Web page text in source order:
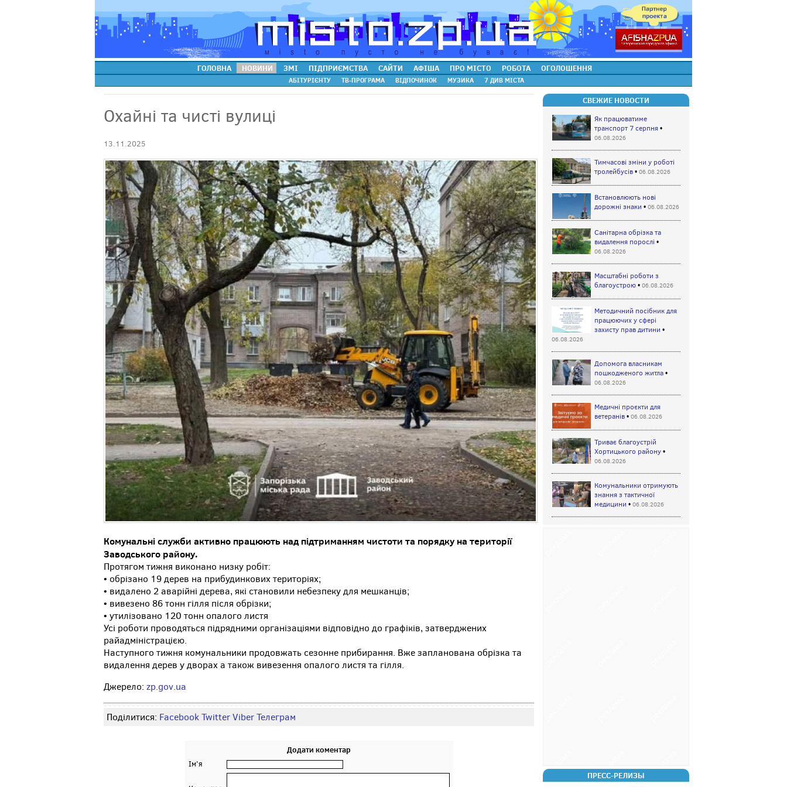
ГОЛОВНА НОВИНИ ЗМІ ПІДПРИЄМСТВА САЙТИ АФІША ПРО МІСТО РОБОТА ОГОЛОШЕННЯ
АБІТУРІЄНТУ ТВ-ПРОГРАМА ВІДПОЧИНОК МУЗИКА 7 ДИВ МІСТА
Охайні та чисті вулиці
13.11.2025
Комунальні служби активно працюють над підтриманням чистоти та порядку на території
Заводського району.
Протягом тижня виконано низку робіт:
• обрізано 19 дерев на прибудинкових територіях;
• видалено 2 аварійні дерева, які становили небезпеку для мешканців;
• вивезено 86 тонн гілля після обрізки;
• утилізовано 120 тонн опалого листя
Усі роботи проводяться підрядними організаціями відповідно до графіків, затверджених
райадміністрацією.
Наступного тижня комунальники продовжать сезонне прибирання. Вже запланована обрізка та
видалення дерев у дворах а також вивезення опалого листя та гілля.
Джерело: zp.gov.ua
Поділитися: FacebookTwitterViberТелеграм
Додати коментар
Ім'я
СВЕЖИЕ НОВОСТИ
Як працюватиме
транспорт 7 серпня•
06.08.2026
Тимчасові зміни у роботі
тролейбусів• 06.08.2026
Встановлюють нові
дорожні знаки • 06.08.2026
Санітарна обрізка та
видалення порослі •
06.08.2026
Масштабні роботи з
благоустрою• 06.08.2026
Методичний посібник для
працюючих у сфері
захисту прав дитини •
06.08.2026
Допомога власникам
пошкодженого житла•
06.08.2026
Медичні проєкти для
ветеранів• 06.08.2026
Триває благоустрій
Хортицького району•
06.08.2026
Комунальники отримують
знання з тактичної
медицини • 06.08.2026
ПРЕСС-РЕЛИЗЫ